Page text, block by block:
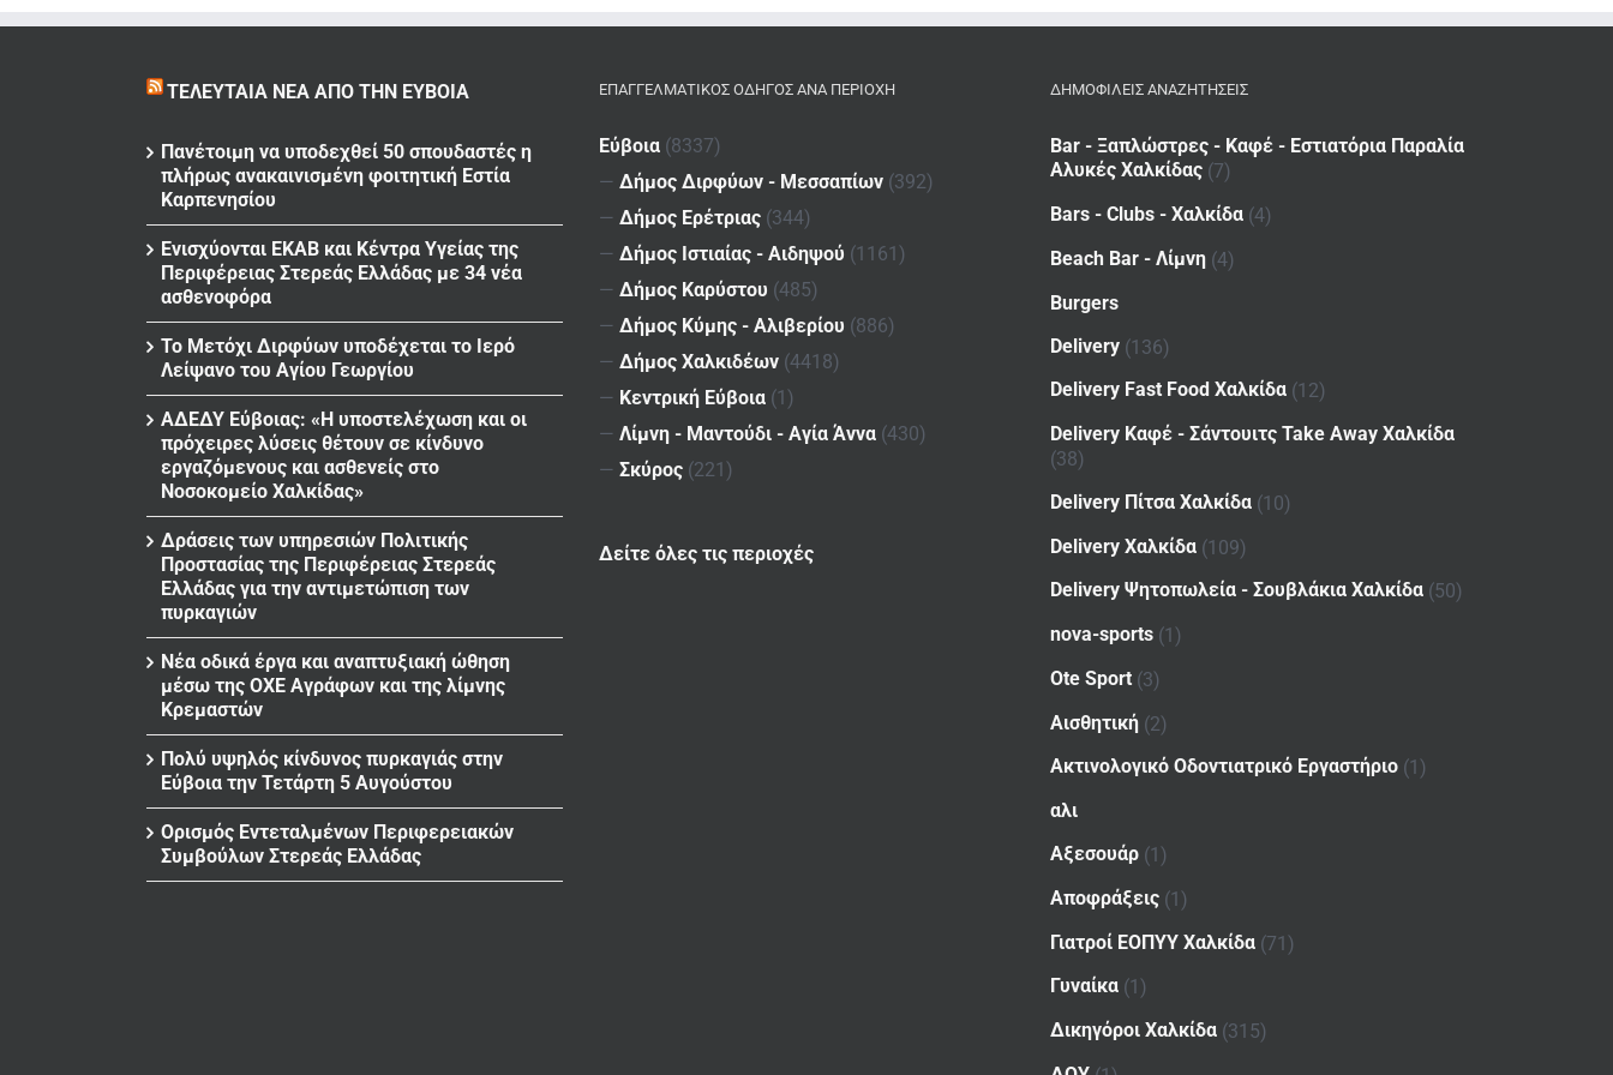
ΤΕΛΕΥΤΑΊΑ ΝΈΑ ΑΠΌ ΤΗΝ ΕΎΒΟΙΑ
Πανέτοιμη να υποδεχθεί 50 σπουδαστές η
πλήρως ανακαινισμένη φοιτητική Εστία
Καρπενησίου
Ενισχύονται ΕΚΑΒ και Κέντρα Υγείας της
Περιφέρειας Στερεάς Ελλάδας με 34 νέα
ασθενοφόρα
Το Μετόχι Διρφύων υποδέχεται το Ιερό
Λείψανο του Αγίου Γεωργίου
ΑΔΕΔΥ Εύβοιας: «Η υποστελέχωση και οι
πρόχειρες λύσεις θέτουν σε κίνδυνο
εργαζόμενους και ασθενείς στο
Νοσοκομείο Χαλκίδας»
Δράσεις των υπηρεσιών Πολιτικής
Προστασίας της Περιφέρειας Στερεάς
Ελλάδας για την αντιμετώπιση των
πυρκαγιών
Νέα οδικά έργα και αναπτυξιακή ώθηση
μέσω της ΟΧΕ Αγράφων και της λίμνης
Κρεμαστών
Πολύ υψηλός κίνδυνος πυρκαγιάς στην
Εύβοια την Τετάρτη 5 Αυγούστου
Ορισμός Εντεταλμένων Περιφερειακών
Συμβούλων Στερεάς Ελλάδας
ΕΠΑΓΓΕΛΜΑΤΙΚΌΣ ΟΔΗΓΌΣ ΑΝΆ ΠΕΡΙΟΧΉ
Εύβοια (8337)
— Δήμος Διρφύων - Μεσσαπίων (392)
— Δήμος Ερέτριας (344)
— Δήμος Ιστιαίας - Αιδηψού (1161)
— Δήμος Καρύστου (485)
— Δήμος Κύμης - Αλιβερίου (886)
— Δήμος Χαλκιδέων (4418)
— Κεντρική Εύβοια (1)
— Λίμνη - Μαντούδι - Αγία Άννα (430)
— Σκύρος (221)
Δείτε όλες τις περιοχές
ΔΗΜΟΦΙΛΕΙΣ ΑΝΑΖΗΤΗΣΕΙΣ
Bar - Ξαπλώστρες - Καφέ - Εστιατόρια Παραλία
Αλυκές Χαλκίδας (7)
Bars - Clubs - Χαλκίδα (4)
Beach Bar - Λίμνη (4)
Burgers
Delivery (136)
Delivery Fast Food Χαλκίδα (12)
Delivery Καφέ - Σάντουιτς Take Away Χαλκίδα
(38)
Delivery Πίτσα Χαλκίδα (10)
Delivery Χαλκίδα (109)
Delivery Ψητοπωλεία - Σουβλάκια Χαλκίδα (50)
nova-sports (1)
Ote Sport (3)
Αισθητική (2)
Ακτινολογικό Οδοντιατρικό Εργαστήριο (1)
αλι
Αξεσουάρ (1)
Αποφράξεις (1)
Γιατροί ΕΟΠΥΥ Χαλκίδα (71)
Γυναίκα (1)
Δικηγόροι Χαλκίδα (315)